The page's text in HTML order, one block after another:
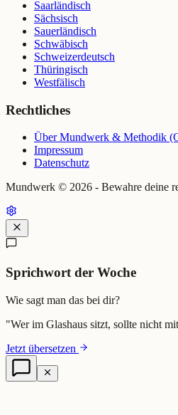
Saarländisch
Sächsisch
Sauerländisch
Schwäbisch
Schweizerdeutsch
Thüringisch
Westfälisch
Rechtliches
Über Mundwerk & Methodik
Impressum
Datenschutz
Mundwerk © 2026 - Bewahre deine
Sprichwort der Woche
Wie sagt man das bei dir?
"Wer im Glashaus sitzt, sollte nicht
Jetzt übersetzen